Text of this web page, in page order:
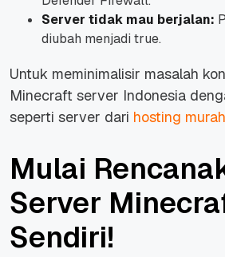
Server tidak mau berjalan:
diubah menjadi true.
Untuk meminimalisir masalah
Minecraft server Indonesia
seperti server dari hosting
Mulai
Server
Sendiri!